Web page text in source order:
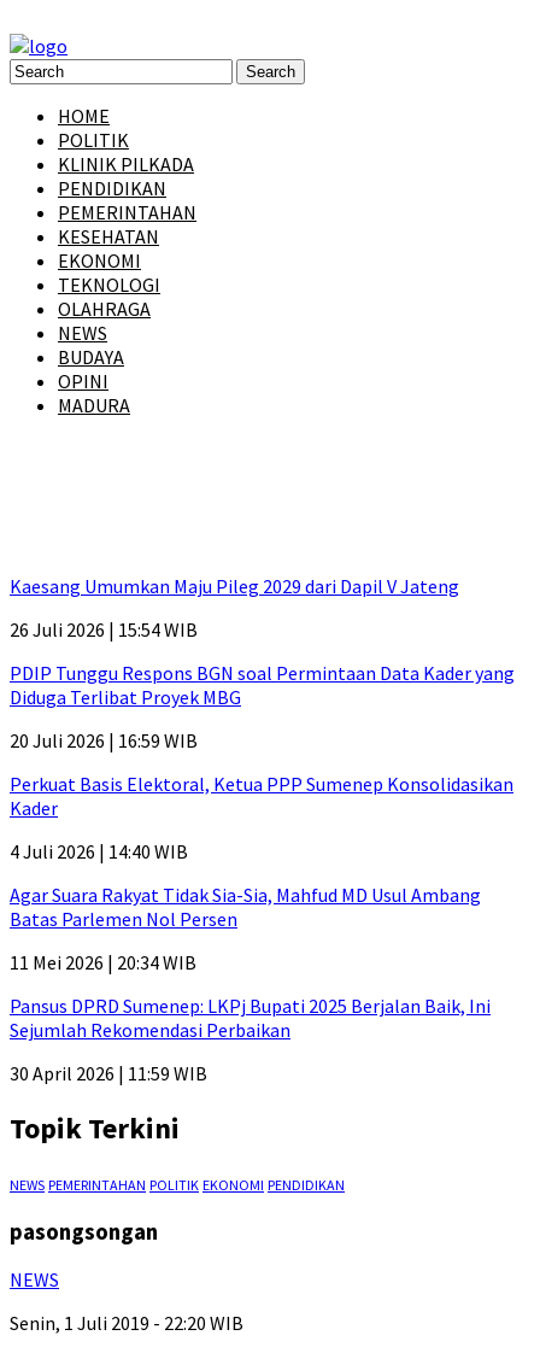
HOME
POLITIK
KLINIK PILKADA
PENDIDIKAN
PEMERINTAHAN
KESEHATAN
EKONOMI
TEKNOLOGI
OLAHRAGA
NEWS
BUDAYA
OPINI
MADURA
Kaesang Umumkan Maju Pileg 2029 dari Dapil V Jateng
26 Juli 2026 | 15:54 WIB
PDIP Tunggu Respons BGN soal Permintaan Data Kader yang
Diduga Terlibat Proyek MBG
20 Juli 2026 | 16:59 WIB
Perkuat Basis Elektoral, Ketua PPP Sumenep Konsolidasikan
Kader
4 Juli 2026 | 14:40 WIB
Agar Suara Rakyat Tidak Sia-Sia, Mahfud MD Usul Ambang
Batas Parlemen Nol Persen
11 Mei 2026 | 20:34 WIB
Pansus DPRD Sumenep: LKPj Bupati 2025 Berjalan Baik, Ini
Sejumlah Rekomendasi Perbaikan
30 April 2026 | 11:59 WIB
Topik Terkini
NEWS PEMERINTAHAN POLITIK EKONOMI PENDIDIKAN
pasongsongan
NEWS
Senin, 1 Juli 2019 - 22:20 WIB